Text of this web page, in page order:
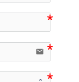
icon-
email